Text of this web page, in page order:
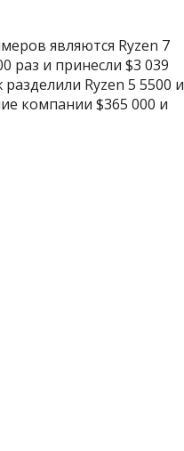
являются Ryzen 7
раз и принесли $3 039
Ryzen 5 5500 и
компании $365 000 и